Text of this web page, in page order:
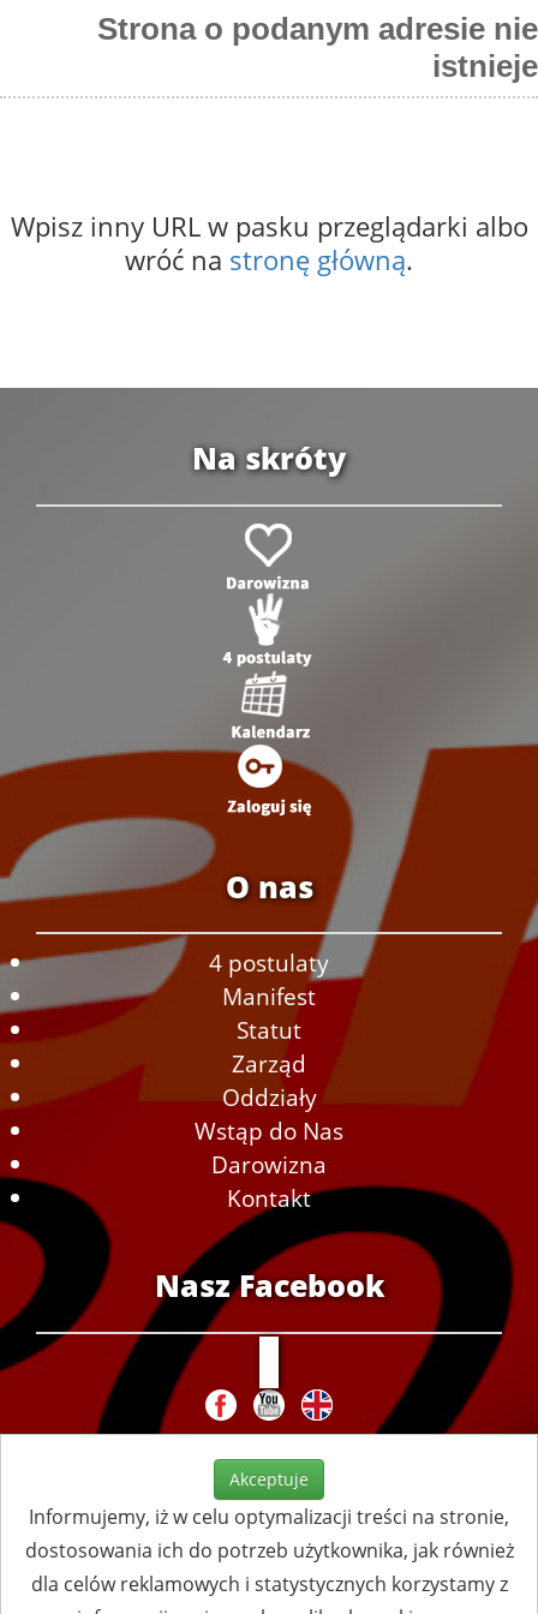
Strona o podanym adresie nie
istnieje
Wpisz inny URL w pasku przeglądarki albo
wróć na stronę główną.
Na skróty
O nas
4 postulaty
Manifest
Statut
Zarząd
Oddziały
Wstąp do Nas
Darowizna
Kontakt
Nasz Facebook
Akceptuje
Informujemy, iż w celu optymalizacji treści na stronie,
dostosowania ich do potrzeb użytkownika, jak również
dla celów reklamowych i statystycznych korzystamy z